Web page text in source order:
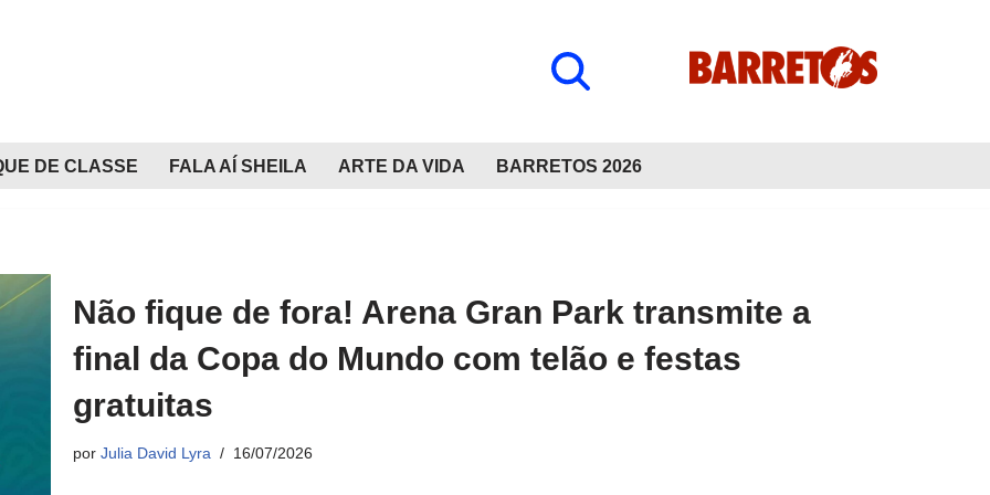
DE CLASSE FALA AÍ SHEILA ARTE DA VIDA BARRETOS 2026
Não fique de fora! Arena Gran Park transmite a
final da Copa do Mundo com telão e festas
gratuitas
por Julia David Lyra 16/07/2026